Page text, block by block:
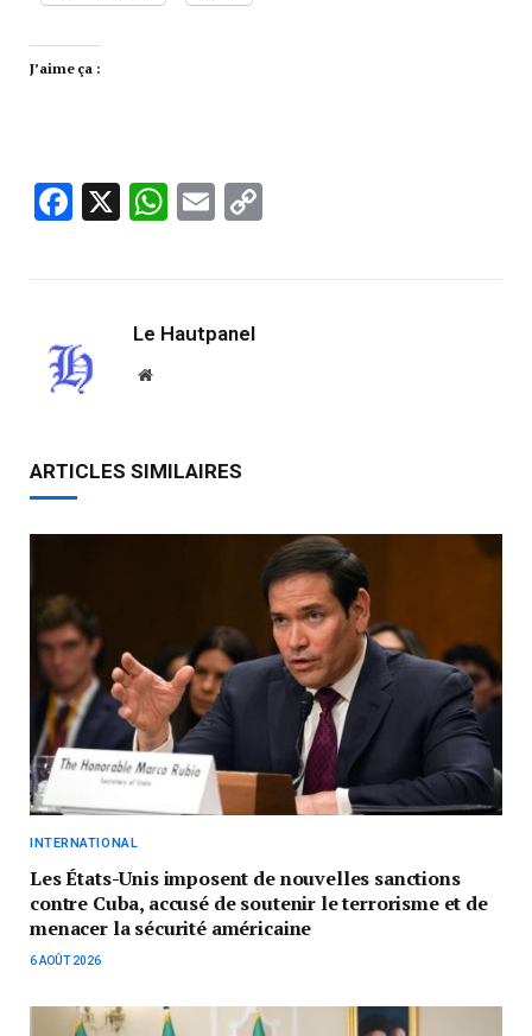
J’aime ça :
Facebook
X WhatsApp
Email
Le Hautpanel
Website
ARTICLES SIMILAIRES
INTERNATIONAL
Les États-Unis imposent de nouvelles sanctions
contre Cuba, accusé de soutenir le terrorisme et de
menacer la sécurité américaine
6 AOÛT 2026